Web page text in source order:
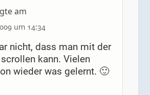
am
um 14:34
nicht, dass man mit der
kann. Vielen
wieder was gelernt. 🙂